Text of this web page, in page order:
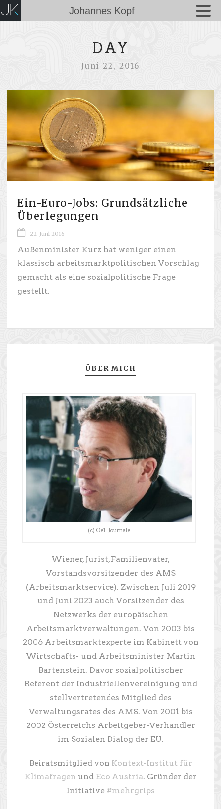
DAY
Juni 22, 2016
Ein-Euro-Jobs: Grundsätzliche
Überlegungen
22. Juni 2016
Außenminister Kurz hat weniger einen
klassisch arbeitsmarktpolitischen Vorschlag
gemacht als eine sozialpolitische Frage
gestellt.
ÜBER MICH
(c) Oe1_Journale
Wiener, Jurist, Familienvater,
Vorstandsvorsitzender des AMS
(Arbeitsmarktservice). Zwischen Juli 2019
und Juni 2023 auch Vorsitzender des
Netzwerks der europäischen
Arbeitsmarktverwaltungen. Von 2003 bis
2006 Arbeitsmarktexperte im Kabinett von
Wirtschafts- und Arbeitsminister Martin
Bartenstein. Davor sozialpolitischer
Referent der Industriellenvereinigung und
stellvertretendes Mitglied des
Verwaltungsrates des AMS. Von 2001 bis
2002 Österreichs Arbeitgeber-Verhandler
im Sozialen Dialog der EU.
Beiratsmitglied von Kontext-Institut für
Klimafragen und Eco Austria. Gründer der
Initiative #mehrgrips
Johannes Kopf